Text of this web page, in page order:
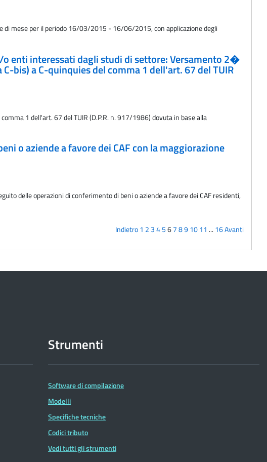
di mese per il periodo 16/03/2015 - 16/06/2015, con applicazione degli
enti interessati dagli studi di settore: Versamento 2�
bis) a C-quinquies del comma 1 dell'art. 67 del TUIR
1 dell'art. 67 del TUIR (D.P.R. n. 917/1986) dovuta in base alla
o aziende a favore dei CAF con la maggiorazione
delle operazioni di conferimento di beni o aziende a favore dei CAF residenti,
Indietro1 2 34567891011 ... 16Avanti
Strumenti
Software di compilazione
Modelli
Specifiche tecniche
Codici tributo
Vedi tutti gli strumenti